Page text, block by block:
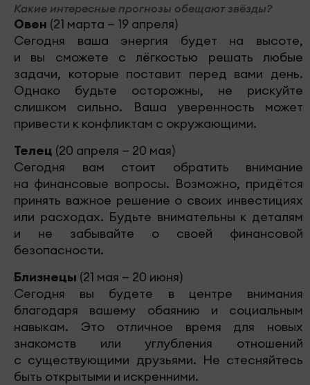
Какие интересные прогнозы обещают звёзды?
Овен (21 марта — 19 апреля)
Сегодня ваша энергия будет на высоте,
и вы сможете с лёгкостью решать любые
задачи, которые поставит перед вами день.
Однако будьте осторожны, не рискуйте
слишком сильно. Ваша уверенность может
привести к конфликтам с окружающими.
Телец (20 апреля — 20 мая)
Сегодня вам стоит обратить внимание
на финансовые вопросы. Возможно, придётся
принять важное решение о своих инвестициях
или расходах. Будьте внимательны к деталям
и не забывайте о своей финансовой
безопасности.
Близнецы (21 мая — 20 июня)
Сегодня вы будете в центре внимания
благодаря вашему обаянию и социальным
навыкам. Это отличное время для новых
знакомств или углубления отношений
с существующими друзьями. Не стесняйтесь
быть открытыми и искренними.